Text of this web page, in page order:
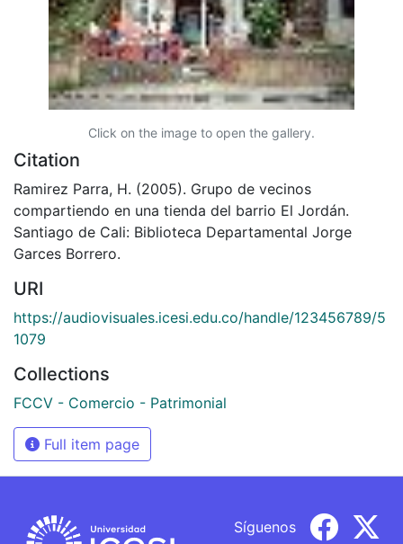
Click on the image to open the gallery.
Citation
Ramirez Parra, H. (2005). Grupo de vecinos
compartiendo en una tienda del barrio El Jordán.
Santiago de Cali: Biblioteca Departamental Jorge
Garces Borrero.
URI
https://audiovisuales.icesi.edu.co/handle/123456789/5
1079
Collections
FCCV - Comercio - Patrimonial
Full item page
Síguenos